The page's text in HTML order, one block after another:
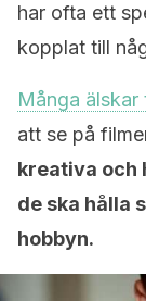
har ofta ett
kopplat till
Många älskar
att se på
kreativa och
de ska hålla
hobbyn.